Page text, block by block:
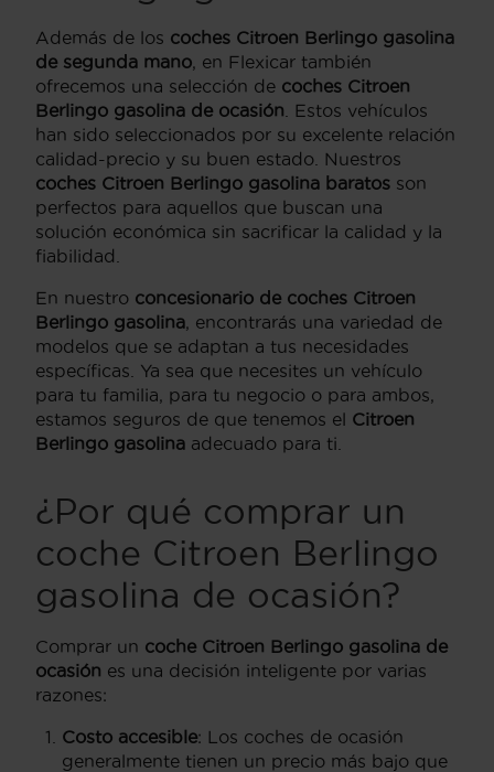
Además de los coches Citroen Berlingo gasolina
de segunda mano , en Flexicar también
ofrecemos una selección de coches Citroen
Berlingo gasolina de ocasión . Estos vehículos
han sido seleccionados por su excelente relación
calidad-precio y su buen estado. Nuestros
coches Citroen Berlingo gasolina baratos son
perfectos para aquellos que buscan una
solución económica sin sacrificar la calidad y la
fiabilidad.
En nuestro concesionario de coches Citroen
Berlingo gasolina , encontrarás una variedad de
modelos que se adaptan a tus necesidades
específicas. Ya sea que necesites un vehículo
para tu familia, para tu negocio o para ambos,
estamos seguros de que tenemos el Citroen
Berlingo gasolina adecuado para ti.
¿Por qué comprar un
coche Citroen Berlingo
gasolina de ocasión?
Comprar un coche Citroen Berlingo gasolina de
ocasión es una decisión inteligente por varias
razones:
Costo accesible: Los coches de ocasión
generalmente tienen un precio más bajo que